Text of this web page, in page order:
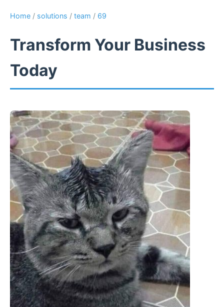
Home / solutions / team / 69
Transform Your Business
Today